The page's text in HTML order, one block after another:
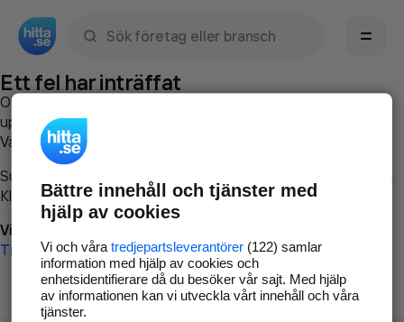
Ett fel har inträffat
Om du vill kan du
uppstod så att vi lättare och snabbare kan avhjälpa det.
Vänligen försök med följande:
Surfa till
Klicka påTillbaka-knappen i webbläsaren och försök igen
Vi beklagar besväret!
Till startsidan
Bättre innehåll och tjänster med
hjälp av cookies
Vi och våra tredjepartsleverantörer(122) samlar
information med hjälp av cookies och
enhetsidentifierare då du besöker vår sajt. Med hjälp
av informationen kan vi utveckla vårt innehåll och våra
tjänster.